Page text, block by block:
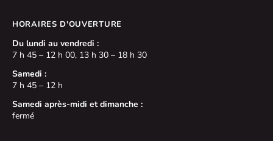
HORAIRES D'OUVERTURE
Du lundi au vendredi :
7 h 45 – 12 h 00, 13 h 30 – 18 h 30
Samedi :
7 h 45 – 12 h
Samedi après-midi et dimanche :
fermé